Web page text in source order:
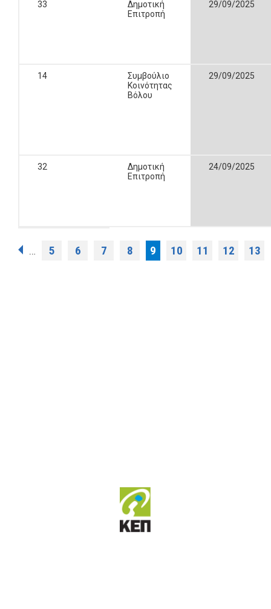
33
Δημοτική
Επιτροπή
29/09/2025
14
Συμβούλιο
Κοινότητας
Βόλου
29/09/2025
32
Δημοτική
Επιτροπή
24/09/2025
Σελίδες
… 5 6 7 8 9 10 11 12 13